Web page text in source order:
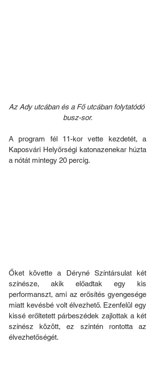
Az Ady utcában és a Fő utcában folytatódó
busz-sor.
A program fél 11-kor vette kezdetét, a
Kaposvári Helyőrségi katonazenekar húzta
a nótát mintegy 20 percig.
Őket követte a Déryné Színtársulat két
színésze, akik előadtak egy kis
performanszt, ami az erősítés gyengesége
miatt kevésbé volt élvezhető. Ezenfelül egy
kissé erőltetett párbeszédek zajlottak a két
színész között, ez szintén rontotta az
élvezhetőségét.